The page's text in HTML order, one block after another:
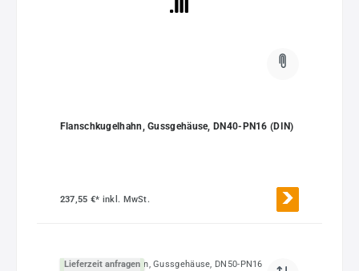
Flanschkugelhahn, Gussgehäuse, DN40-PN16 (DIN)
237,55 €* inkl. MwSt.
Lieferzeit anfragen